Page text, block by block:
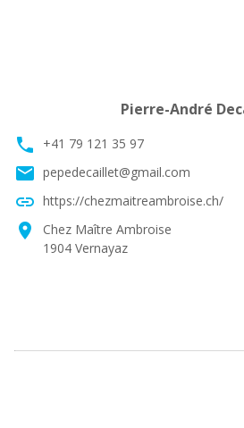
Pierre-André
phone +41 79 121 35 97
email pepedecaillet@gmail.com
link https://chezmaitreambroise.ch/
location_on
Chez Maître Ambroise
1904 Vernayaz